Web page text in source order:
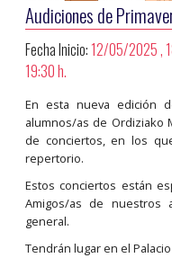
Audiciones de
Fecha Inicio: 12/05/2025 ,
19:30 h.
En esta nueva edición
alumnos/as de Ordiziako
de conciertos, en los
repertorio.
Estos conciertos están
Amigos/as de nuestros
general.
Tendrán lugar en el